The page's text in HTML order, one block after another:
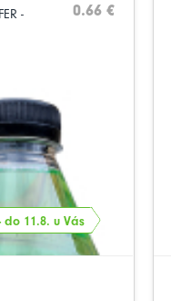
-
0.66 €
do 11.8. u Vás